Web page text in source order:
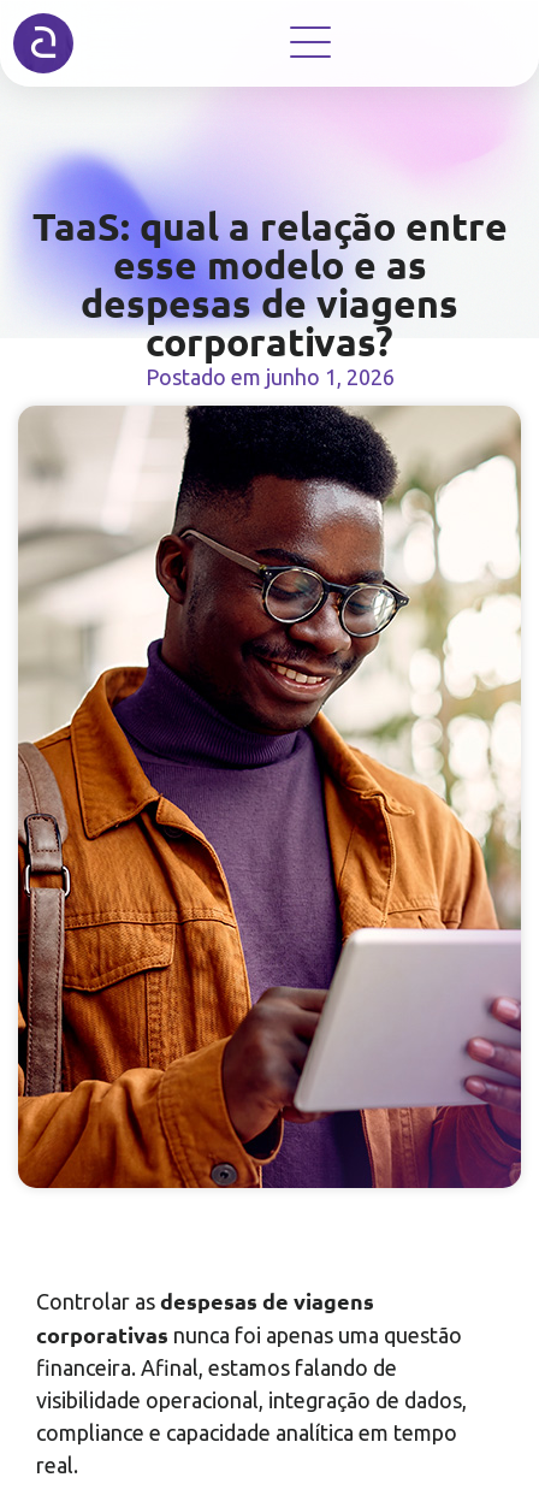
TaaS: qual a relação entre
esse modelo e as
despesas de viagens
corporativas?
Postado em junho 1, 2026
Controlar as despesas de viagens
corporativas nunca foi apenas uma questão
financeira. Afinal, estamos falando de
visibilidade operacional, integração de dados,
compliance e capacidade analítica em tempo
real.